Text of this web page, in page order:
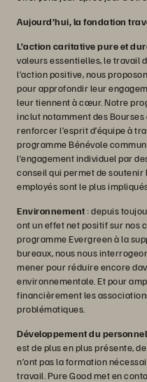
Aujourd’hui, la fondation
L’action caritative pure et
valeurs essentielles, le travail
l’action positive, nous
pour approfondir leur
leur tiennent à cœur. Notre
inclut notamment des
renforcer l’esprit d’équipe à
programme Bénévole
l’engagement individuel par
conseil qui permet de soutenir
employés sont le plus
Environnement : depuis
ont un effet net positif sur nos
programme Evergreen à la
bureaux, nous nous
mener pour réduire encore
environnementale. Et pour
financièrement les
problématiques.
Développement du personnel
est de plus en plus présente,
n’ont pas la formation
travail. Pure Good met en